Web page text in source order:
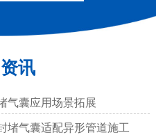
矩形四氟板滑动橡胶支
讯
气囊应用场景拓展
堵气囊适配异形管道施工